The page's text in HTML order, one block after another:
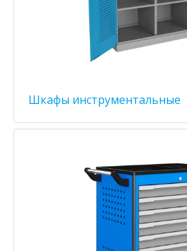
Шкафы инструментальные